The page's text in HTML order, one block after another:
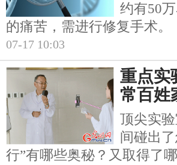
约有50
的痛苦，需进行修复手术。
07-17 10:03
重点实
常百姓
顶尖实
间碰出
行”有哪些奥秘？又取得了